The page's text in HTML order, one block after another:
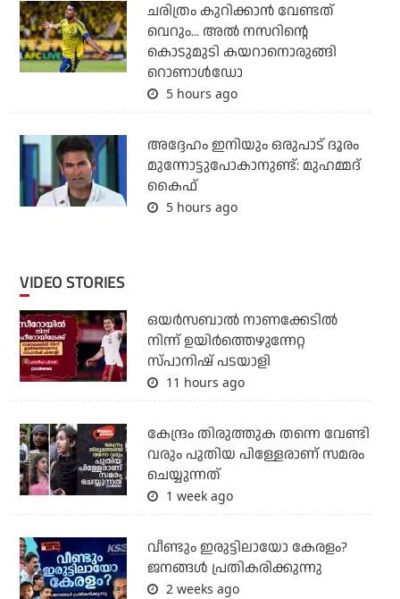
ചരിത്രം കുറിക്കാന്‍ വേണ്ടത്
വെറും... അല്‍ നസറിന്റെ
കൊടുമുടി കയറാനൊരുങ്ങി
റൊണാള്‍ഡോ
5 hours ago
അദ്ദേഹം ഇനിയും ഒരുപാട് ദൂരം
മുന്നോട്ടുപോകാനുണ്ട്: മുഹമ്മദ്
കൈഫ്
5 hours ago
VIDEO STORIES
ഒയര്‍സബാൽ നാണക്കേടിൽ
നിന്ന് ഉയിർത്തെഴുന്നേറ്റ
സ്പാനിഷ് പടയാളി
11 hours ago
കേന്ദ്രം തിരുത്തുക തന്നെ വേണ്ടി
വരും പുതിയ പിള്ളേരാണ് സമരം
ചെയ്യുന്നത്
1 week ago
വീണ്ടും ഇരുട്ടിലായോ കേരളം?
ജനങ്ങൾ പ്രതികരിക്കുന്നു
2 weeks ago